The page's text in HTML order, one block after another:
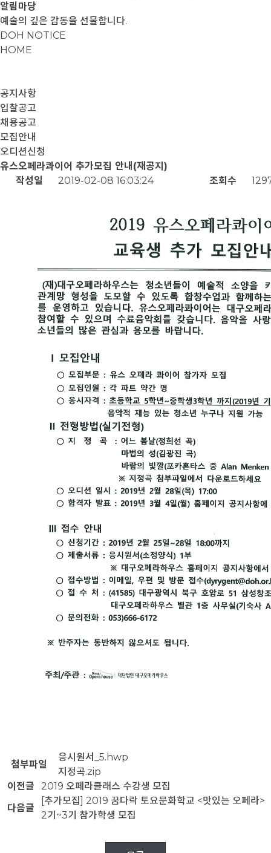
알림마당
예술의 깊은 감동을 선물합니다.
DOH NOTICE
HOME
공지사항
입찰공고
채용공고
모집안내
오디션신청
유스오페라콰이어 추가모집 안내(재공지)
작성일
2019-02-08 16:03:24 조회수
첨부파일
응시원서_5.hwp
지정곡.zip
이전글
2019 오페라클래스 수강생 모집
다음글
[추가모집] 2019 꿈다락 토요문화학교 <맛있는 오페라>
2기~3기 참가학생 모집